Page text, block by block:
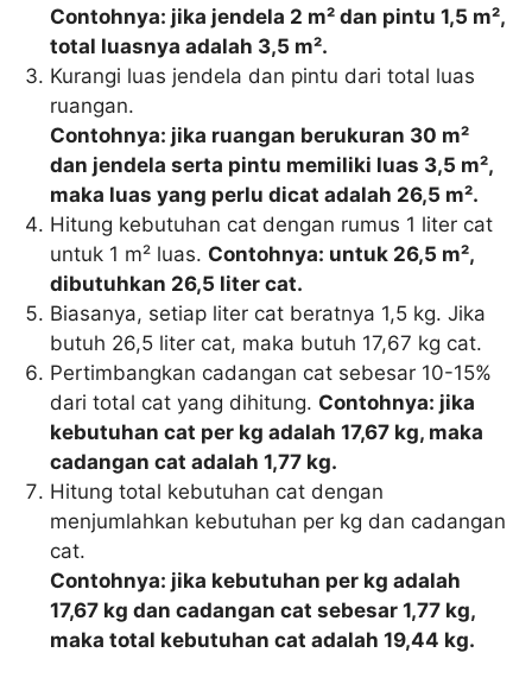
Contohnya: jika jendela 2 m² dan pintu 1,5 m²,
total luasnya adalah 3,5 m².
Kurangi luas jendela dan pintu dari total luas
ruangan.
Contohnya: jika ruangan berukuran 30 m²
dan jendela serta pintu memiliki luas 3,5 m²,
maka luas yang perlu dicat adalah 26,5 m².
Hitung kebutuhan cat dengan rumus 1 liter cat
untuk 1 m² luas. Contohnya: untuk 26,5 m²,
dibutuhkan 26,5 liter cat.
Biasanya, setiap liter cat beratnya 1,5 kg. Jika
butuh 26,5 liter cat, maka butuh 17,67 kg cat.
Pertimbangkan cadangan cat sebesar 10-15%
dari total cat yang dihitung. Contohnya: jika
kebutuhan cat per kg adalah 17,67 kg, maka
cadangan cat adalah 1,77 kg.
Hitung total kebutuhan cat dengan
menjumlahkan kebutuhan per kg dan cadangan
cat.
Contohnya: jika kebutuhan per kg adalah
17,67 kg dan cadangan cat sebesar 1,77 kg,
maka total kebutuhan cat adalah 19,44 kg.